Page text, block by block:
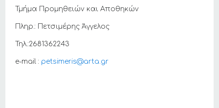
Τμήμα Προμηθειών και Αποθηκών
Πληρ.: Πετσιμέρης Άγγελος
Τηλ.:2681362243
e-mail : petsimeris@arta.gr